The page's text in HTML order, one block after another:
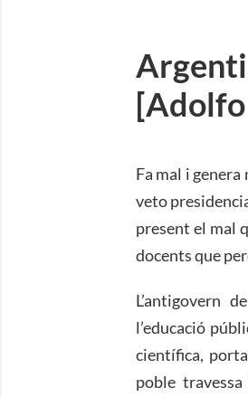
[Adolfo
Fa mal i
veto
present el mal
docents que
L’antigovern
l’educació
científica,
poble